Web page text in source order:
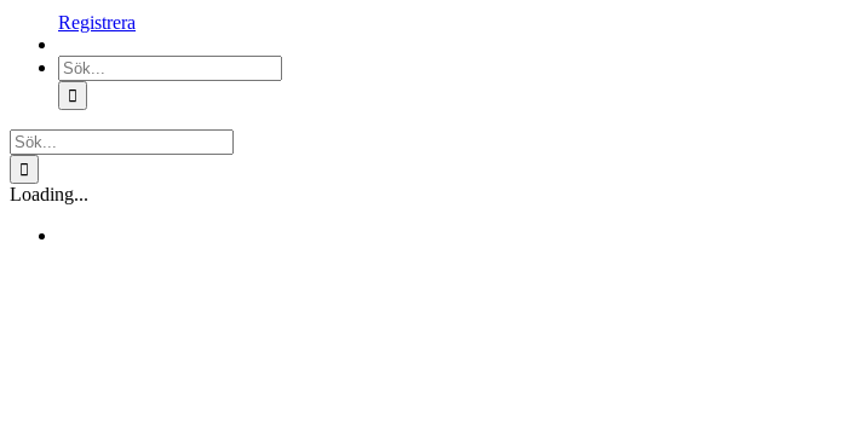
Registrera
Sök
efter:
Sök
efter:
Loading...